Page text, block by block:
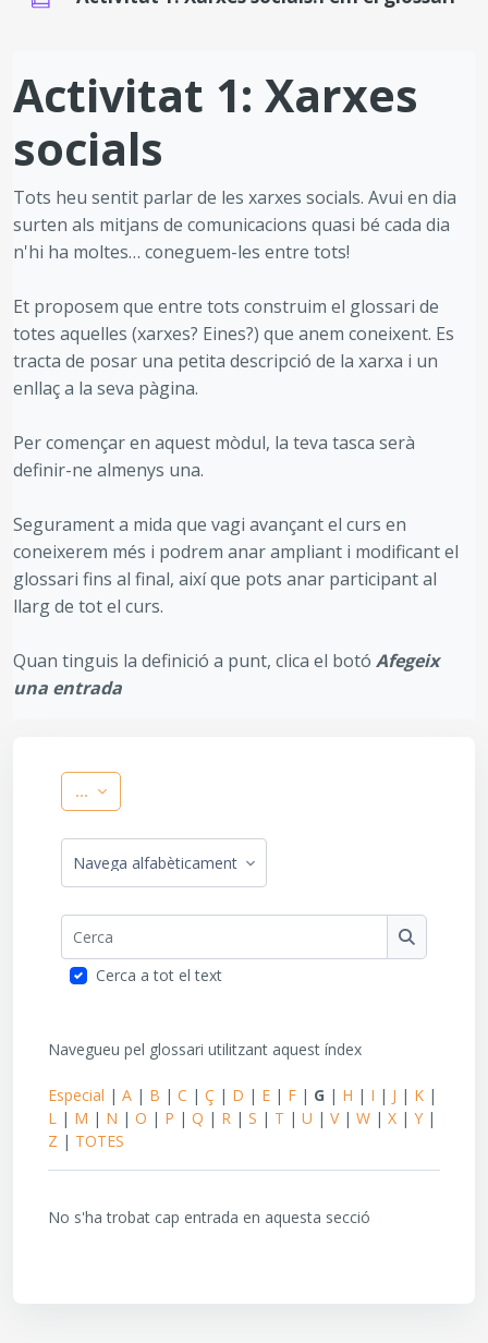
Activitat 1: Xarxes
socials
Tots heu sentit parlar de les xarxes socials. Avui en dia
surten als mitjans de comunicacions quasi bé cada dia
n'hi ha moltes… coneguem-les entre tots!
Et proposem que entre tots construim el glossari de
totes aquelles (xarxes? Eines?) que anem coneixent. Es
tracta de posar una petita descripció de la xarxa i un
enllaç a la seva pàgina.
Per començar en aquest mòdul, la teva tasca serà
definir-ne almenys una.
Segurament a mida que vagi avançant el curs en
coneixerem més i podrem anar ampliant i modificant el
glossari fins al final, així que pots anar participant al
llarg de tot el curs.
Quan tinguis la definició a punt, clica el botó Afegeix
una entrada
... Exporta les entrades
Navegueu pel glossari utilitzant aquest índex
Cerca
Cerca a tot el text
Navegueu pel glossari utilitzant aquest índex
Especial | A | B | C | Ç | D | E | F | G | H | I | J | K |
L | M | N | O | P | Q | R | S | T | U | V| W | X | Y |
Z | TOTES
No s'ha trobat cap entrada en aquesta secció